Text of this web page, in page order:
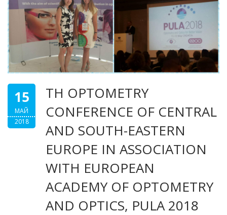
15
МАЙ
2018
TH OPTOMETRY
CONFERENCE OF CENTRAL
AND SOUTH-EASTERN
EUROPE IN ASSOCIATION
WITH EUROPEAN
ACADEMY OF OPTOMETRY
AND OPTICS, PULA 2018